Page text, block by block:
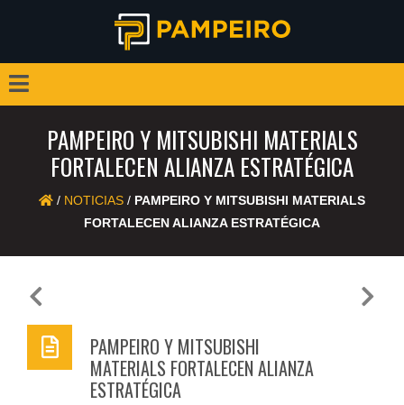
PAMPEIRO Y MITSUBISHI MATERIALS
FORTALECEN ALIANZA ESTRATÉGICA
/ NOTICIAS / PAMPEIRO Y MITSUBISHI MATERIALS
FORTALECEN ALIANZA ESTRATÉGICA
Previous Next
PAMPEIRO Y MITSUBISHI
MATERIALS FORTALECEN ALIANZA
ESTRATÉGICA